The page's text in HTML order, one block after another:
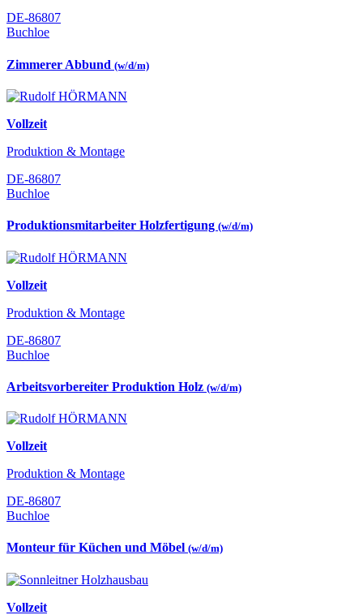
DE-86807
Buchloe
Zimmerer Abbund (w/d/m)
Vollzeit
Produktion & Montage
DE-86807
Buchloe
Produktionsmitarbeiter Holzfertigung (w/d/m)
Vollzeit
Produktion & Montage
DE-86807
Buchloe
Arbeitsvorbereiter Produktion Holz (w/d/m)
Vollzeit
Produktion & Montage
DE-86807
Buchloe
Monteur für Küchen und Möbel (w/d/m)
Vollzeit